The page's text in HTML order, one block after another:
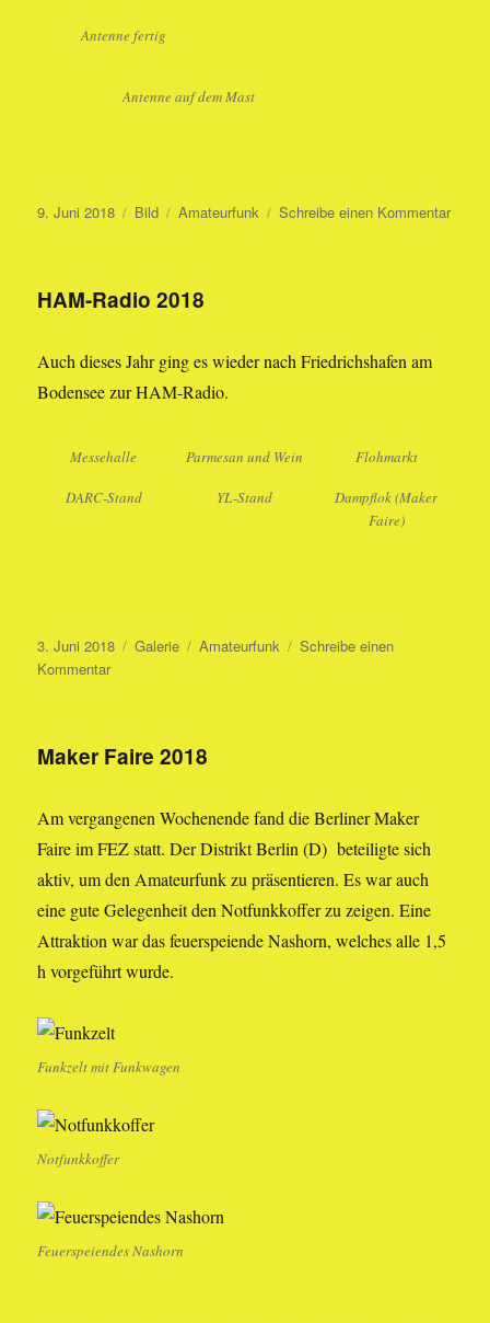
Antenne fertig
Antenne auf dem Mast
Veröffentlicht
9. Juni 2018 Format
Bild Kategorien
Amateurfunk Schreibe einen Kommentarzu
HAM-Radio 2018
Auch dieses Jahr ging es wieder nach Friedrichshafen am
Bodensee zur HAM-Radio.
Messehalle Parmesan und Wein Flohmarkt
DARC-Stand YL-Stand
Dampflok (Maker
Faire)
Veröffentlicht
am
3. Juni 2018 Format
Galerie Kategorien
Amateurfunk
Schreibe einen
Kommentarzu
Maker Faire 2018
Am vergangenen Wochenende fand die Berliner Maker
Faire im FEZ statt. Der Distrikt Berlin (D) beteiligte sich
aktiv, um den Amateurfunk zu präsentieren. Es war auch
eine gute Gelegenheit den Notfunkkoffer zu zeigen. Eine
Attraktion war das feuerspeiende Nashorn, welches alle 1,5
h vorgeführt wurde.
Funkzelt mit Funkwagen
Notfunkkoffer
Feuerspeiendes Nashorn